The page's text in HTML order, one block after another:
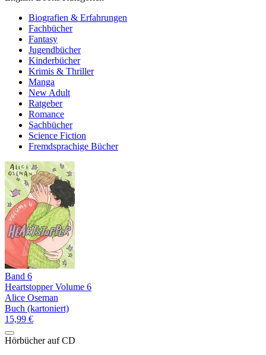
Biografien & Erfahrungen
Fachbücher
Fantasy
Jugendbücher
Kinderbücher
Krimis & Thriller
Manga
New Adult
Ratgeber
Romance
Sachbücher
Science Fiction
Fremdsprachige Bücher
Band 6
Heartstopper Volume 6
Alice Oseman
Buch (kartoniert)
15,99 €
Hörbücher auf CD